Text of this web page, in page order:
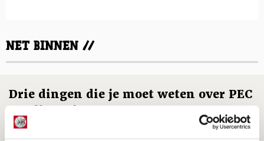
NET BINNEN //
Drie dingen die je moet weten over PEC
Zwolle - Ajax
08 AUGUSTUS 2026 - 12:32